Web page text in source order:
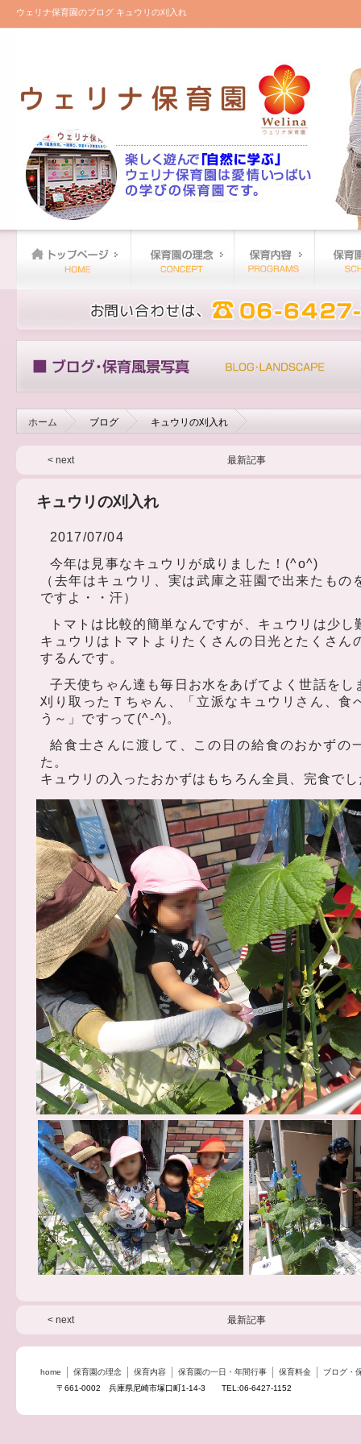
ウェリナ保育園のブログ キュウリの刈入れ
ホーム ブログ キュウリの刈入れ
< next 最新記事
キュウリの刈入れ
2017/07/04
今年は見事なキュウリが成りました！(^o^)
（去年はキュウリ、実は武庫之荘園で出来たもの
ですよ・・汗）
トマトは比較的簡単なんですが、キュウリは少し
キュウリはトマトよりたくさんの日光とたくさん
するんです。
子天使ちゃん達も毎日お水をあげてよく世話を
刈り取ったＴちゃん、「立派なキュウリさん、食
う～」ですって(^-^)。
給食士さんに渡して、この日の給食のおかずの
た。
キュウリの入ったおかずはもちろん全員、完食で
< next 最新記事
home 保育園の理念 保育内容 保育園の一日・年間行事 保育料金
ブログ・
〒661-0002 兵庫県尼崎市塚口町1-14-3 TEL:06-6427-1152